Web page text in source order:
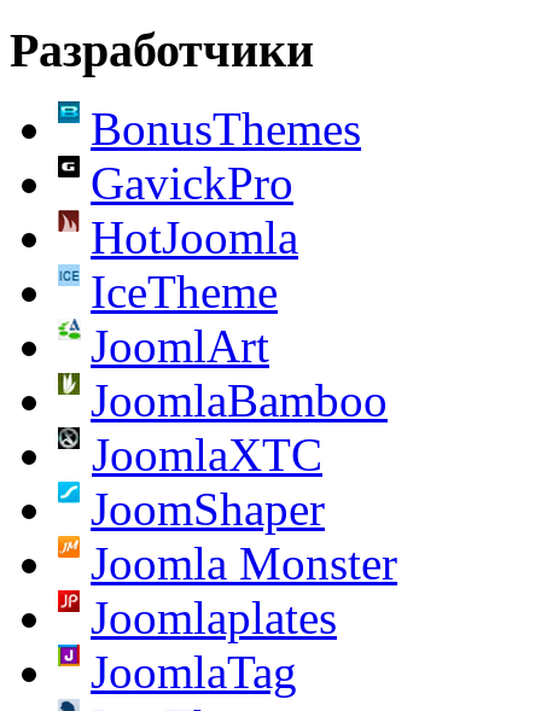
Разработчики
BonusThemes
GavickPro
HotJoomla
IceTheme
JoomlArt
JoomlaBamboo
JoomlaXTC
JoomShaper
Joomla Monster
Joomlaplates
JoomlaTag